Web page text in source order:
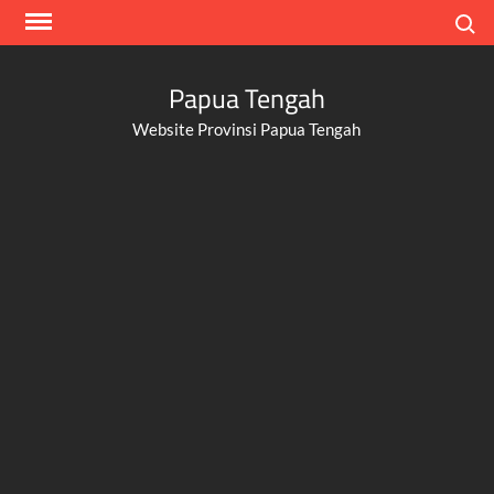
Skip
Papua Tengah
Website Provinsi Papua Tengah